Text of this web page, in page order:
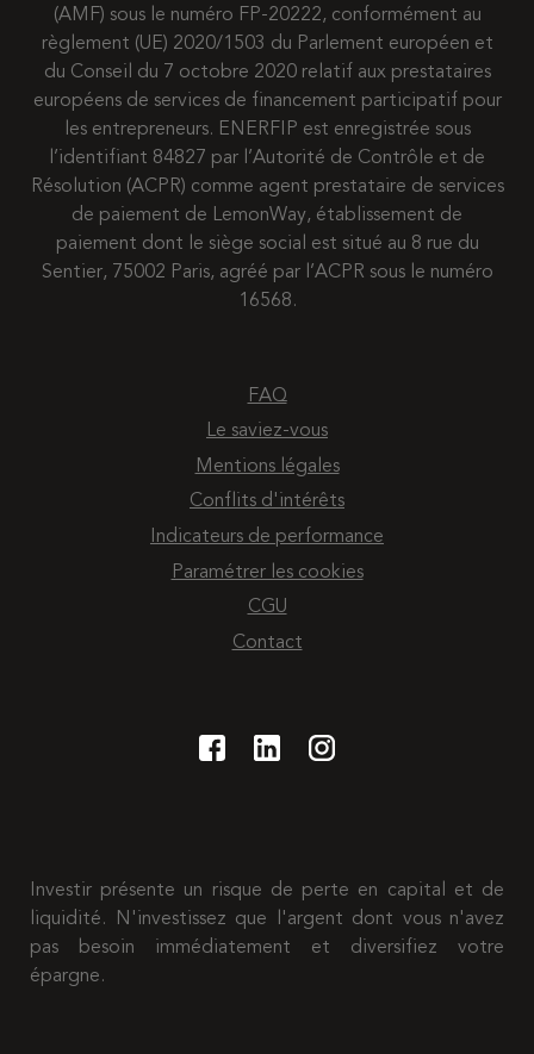
(AMF) sous le numéro FP-20222, conformément au
règlement (UE) 2020/1503 du Parlement européen et
du Conseil du 7 octobre 2020 relatif aux prestataires
européens de services de financement participatif pour
les entrepreneurs. ENERFIP est enregistrée sous
l’identifiant 84827 par l’Autorité de Contrôle et de
Résolution (ACPR) comme agent prestataire de services
de paiement de LemonWay, établissement de
paiement dont le siège social est situé au 8 rue du
Sentier, 75002 Paris, agréé par l’ACPR sous le numéro
16568.
FAQ
Le saviez-vous
Mentions légales
Conflits d'intérêts
Indicateurs de performance
Paramétrer les cookies
CGU
Contact
Investir présente un risque de perte en capital et de
liquidité. N'investissez que l'argent dont vous n'avez
pas besoin immédiatement et diversifiez votre
épargne.